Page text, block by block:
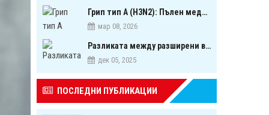
Грип тип A (H3N2): Пълен медицински обзор на сезонния щам през 2026 г.
мар 08, 2026
Разликата между разширени вени и паякообразни вени - и как наистина можете да ги предотвратите
дек 05, 2025
ПОСЛЕДНИ ПУБЛИКАЦИИ